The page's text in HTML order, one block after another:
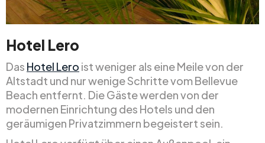
Hotel Lero
Das Hotel Lero ist weniger als eine Meile von der
Altstadt und nur wenige Schritte vom Bellevue
Beach entfernt. Die Gäste werden von der
modernen Einrichtung des Hotels und den
geräumigen Privatzimmern begeistert sein.